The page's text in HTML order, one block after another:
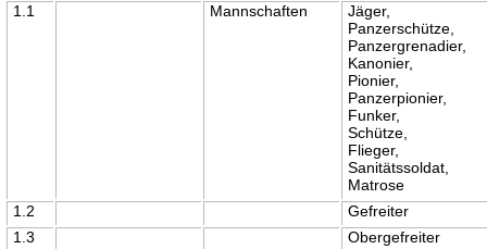
1.1
Mannschaften
Jäger,
Panzerschütze,
Panzergrenadier,
Kanonier,
Pionier,
Panzerpionier,
Funker,
Schütze,
Flieger,
Sanitätssoldat,
Matrose
1.2
Gefreiter
1.3
Obergefreiter